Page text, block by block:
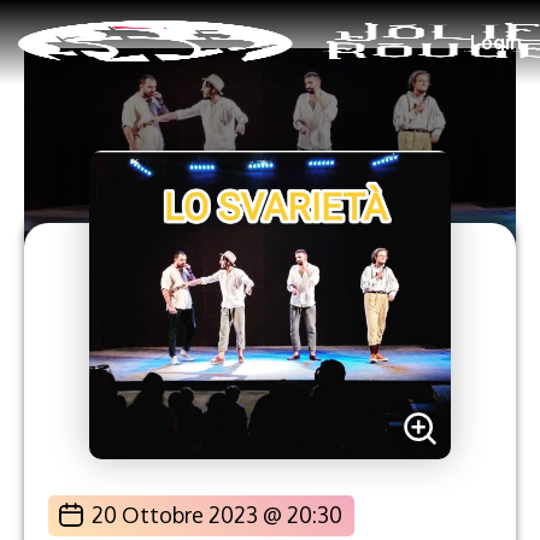
Login
20 Ottobre 2023 @ 20:30